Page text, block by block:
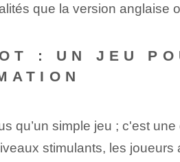
que la version anglaise
: UN JEU
‌qu’un simple jeu ; c'est une
stimulants, les